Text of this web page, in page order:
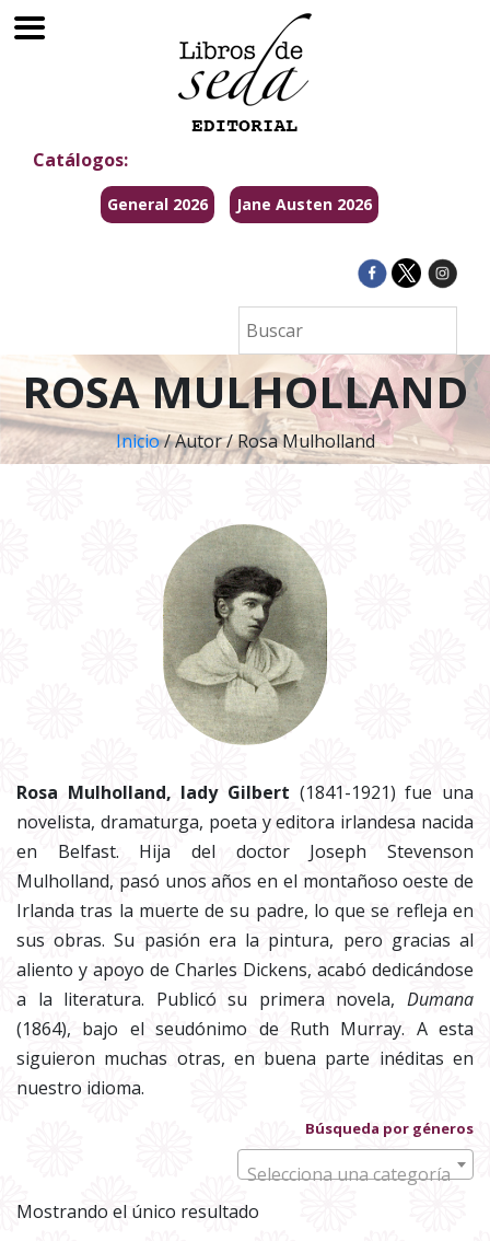
Catálogos:
General 2026 Jane Austen 2026
ROSA MULHOLLAND
Inicio/ Autor / Rosa Mulholland
Rosa Mulholland, lady Gilbert (1841-1921) fue una
novelista, dramaturga, poeta y editora irlandesa nacida
en Belfast. Hija del doctor Joseph Stevenson
Mulholland, pasó unos años en el montañoso oeste de
Irlanda tras la muerte de su padre, lo que se refleja en
sus obras. Su pasión era la pintura, pero gracias al
aliento y apoyo de Charles Dickens, acabó dedicándose
a la literatura. Publicó su primera novela, Dumana
(1864), bajo el seudónimo de Ruth Murray. A esta
siguieron muchas otras, en buena parte inéditas en
nuestro idioma.
Búsqueda por géneros
Selecciona una categoría
Mostrando el único resultado